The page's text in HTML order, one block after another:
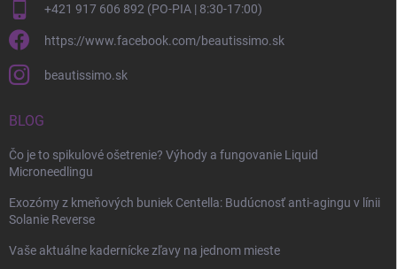
+421 917 606 892 (PO-PIA | 8:30-17:00)
https://www.facebook.com/beautissimo.sk
beautissimo.sk
BLOG
Čo je to spikulové ošetrenie? Výhody a fungovanie Liquid
Microneedlingu
Exozómy z kmeňových buniek Centella: Budúcnosť anti-agingu v línii
Solanie Reverse
Vaše aktuálne kadernícke zľavy na jednom mieste